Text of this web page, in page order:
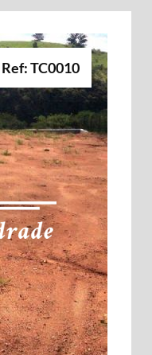
Ref: TC0010